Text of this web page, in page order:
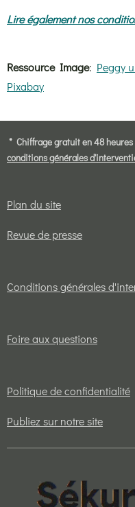
Lire également nos
Ressource Image: Peggy
Pixabay
* Chiffrage gratuit en 48 heures
conditions générales
Plan du site
Revue de presse
Conditions générales
Foire aux questions
Politique de confidentialité
Publiez sur notre site